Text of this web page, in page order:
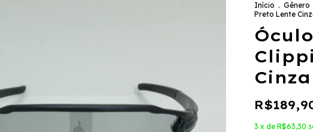
Início . Gênero
Preto Lente
Cinza
3 x de R$63,30